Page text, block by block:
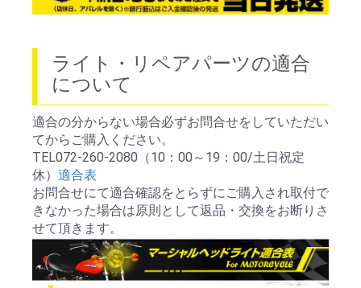
ライト・リペアパーツの適合
について
適合の分からない場合必ずお問合せをしていただい
てからご購入ください。
TEL072-260-2080（10：00～19：00/土日祝定
休） 適合表
お問合せにて適合確認をとらずにご購入され取付で
きなかった場合は原則として返品・交換をお断りさ
せて頂きます。